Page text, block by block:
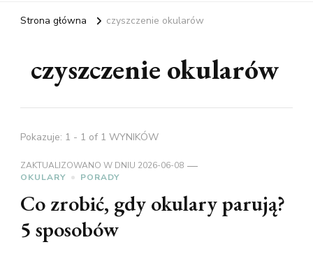
Strona główna czyszczenie okularów
czyszczenie okularów
Pokazuje: 1 - 1 of 1 WYNIKÓW
ZAKTUALIZOWANO W DNIU 2026-06-08
OKULARY
PORADY
Co zrobić, gdy okulary parują?
5 sposobów